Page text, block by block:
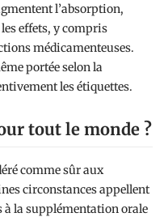
l’absorption,
effets, y compris
médicamenteuses.
portée selon la
les étiquettes.
tout le monde ?
comme sûr aux
circonstances appellent
à la supplémentation orale